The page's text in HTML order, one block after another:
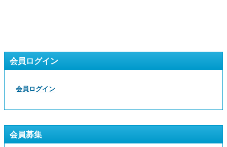
会員ログイン
会員ログイン
会員募集